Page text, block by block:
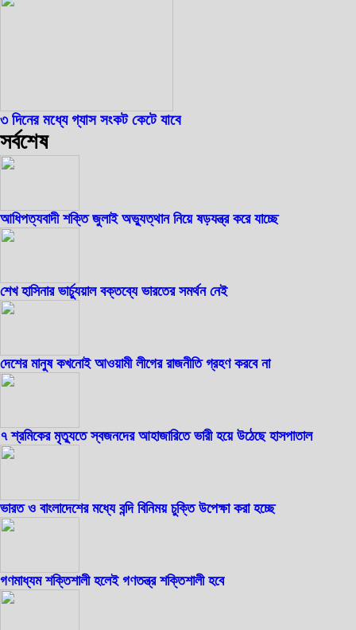
৩ দিনের মধ্যে গ্যাস সংকট কেটে যাবে
সর্বশেষ
আধিপত্যবাদী শক্তি জুলাই অভ্যুত্থান নিয়ে ষড়যন্ত্র করে যাচ্ছে
শেখ হাসিনার ভার্চ্যুয়াল বক্তব্যে ভারতের সমর্থন নেই
দেশের মানুষ কখনোই আওয়ামী লীগের রাজনীতি গ্রহণ করবে না
৭ শ্রমিকের মৃত্যুতে স্বজনদের আহাজারিতে ভারী হয়ে উঠেছে হাসপাতাল
ভারত ও বাংলাদেশের মধ্যে বন্দি বিনিময় চুক্তি উপেক্ষা করা হচ্ছে
গণমাধ্যম শক্তিশালী হলেই গণতন্ত্র শক্তিশালী হবে